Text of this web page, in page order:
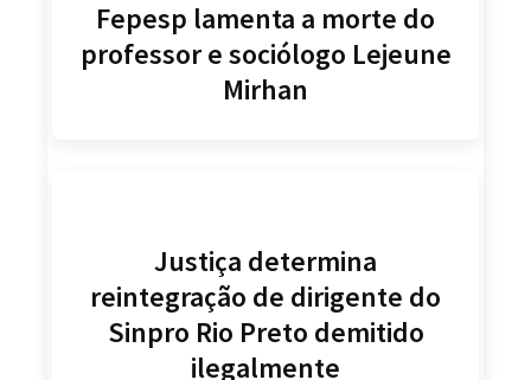
Fepesp lamenta a morte do
professor e sociólogo Lejeune
Mirhan
Justiça determina
reintegração de dirigente do
Sinpro Rio Preto demitido
ilegalmente